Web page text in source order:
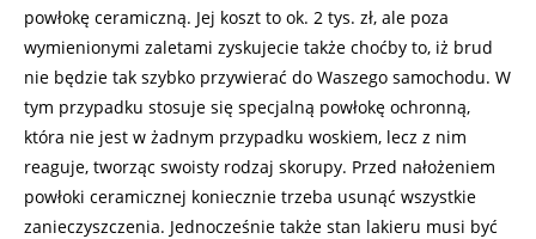
powłokę ceramiczną. Jej koszt to ok. 2 tys. zł, ale poza
wymienionymi zaletami zyskujecie także choćby to, iż brud
nie będzie tak szybko przywierać do Waszego samochodu. W
tym przypadku stosuje się specjalną powłokę ochronną,
która nie jest w żadnym przypadku woskiem, lecz z nim
reaguje, tworząc swoisty rodzaj skorupy. Przed nałożeniem
powłoki ceramicznej koniecznie trzeba usunąć wszystkie
zanieczyszczenia. Jednocześnie także stan lakieru musi być